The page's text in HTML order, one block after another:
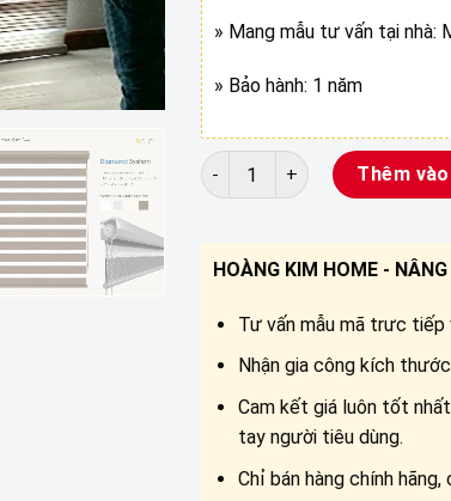
» Mang mẫu tư vấn tại nhà:
» Bảo hành: 1 năm
Rèm cầu vồng hãng STAR -
Thêm
HOÀNG KIM HOME -
Tư vấn mẫu mã trưc tiếp
Nhận gia công kích
Cam kết giá luôn tốt
tay người tiêu dùng.
Chỉ bán hàng chính